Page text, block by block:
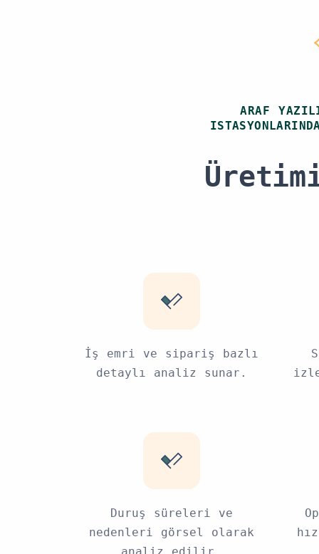
ARAF
İş emri ve sipariş bazlı
detaylı analiz sunar.
Duruş süreleri ve
nedenleri görsel olarak